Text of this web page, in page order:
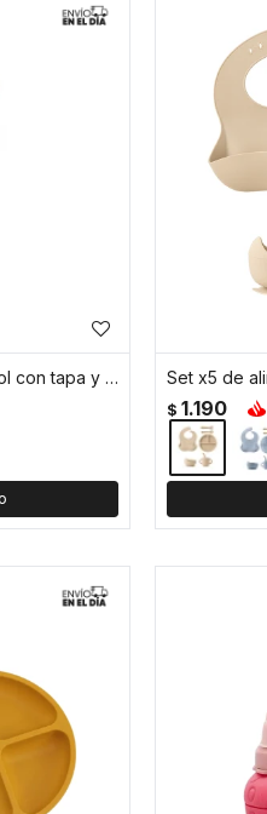
Vaso plástico diseño tornasol con tapa y sorbete – 720ml - Blanco
$ 1.190